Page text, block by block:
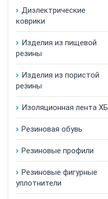
Диэлектрические
коврики
Изделия из пищевой
резины
Изделия из пористой
резины
Изоляционная лента ХБ
Резиновая обувь
Резиновые профили
Резиновые фигурные
уплотнители